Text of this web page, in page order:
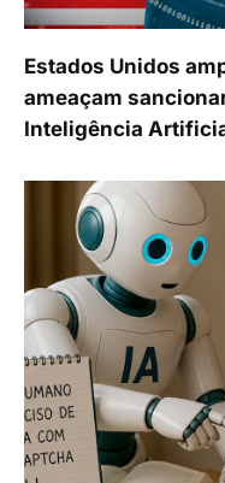
Estados Unidos
ameaçam
Inteligência